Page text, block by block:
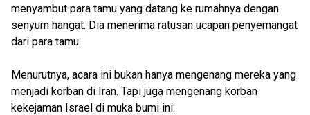
menyambut para tamu yang datang ke rumahnya dengan
senyum hangat. Dia menerima ratusan ucapan penyemangat
dari para tamu.
Menurutnya, acara ini bukan hanya mengenang mereka yang
menjadi korban di Iran. Tapi juga mengenang korban
kekejaman Israel di muka bumi ini.